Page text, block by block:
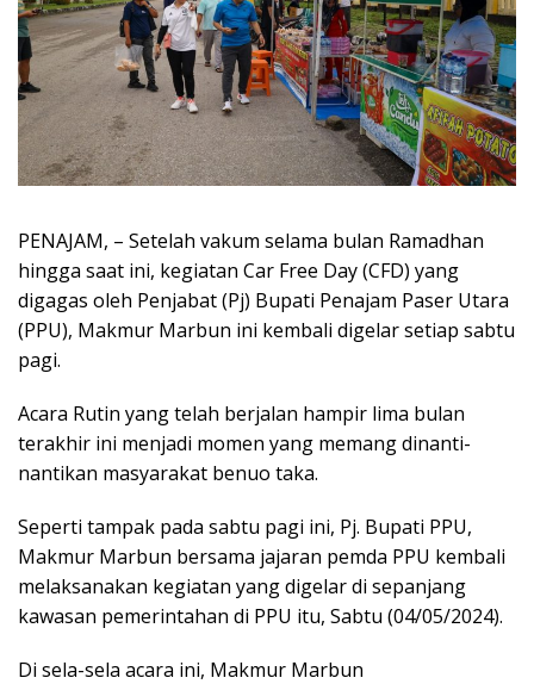
PENAJAM, – Setelah vakum selama bulan Ramadhan
hingga saat ini, kegiatan Car Free Day (CFD) yang
digagas oleh Penjabat (Pj) Bupati Penajam Paser Utara
(PPU), Makmur Marbun ini kembali digelar setiap sabtu
pagi.
Acara Rutin yang telah berjalan hampir lima bulan
terakhir ini menjadi momen yang memang dinanti-
nantikan masyarakat benuo taka.
Seperti tampak pada sabtu pagi ini, Pj. Bupati PPU,
Makmur Marbun bersama jajaran pemda PPU kembali
melaksanakan kegiatan yang digelar di sepanjang
kawasan pemerintahan di PPU itu, Sabtu (04/05/2024).
Di sela-sela acara ini, Makmur Marbun